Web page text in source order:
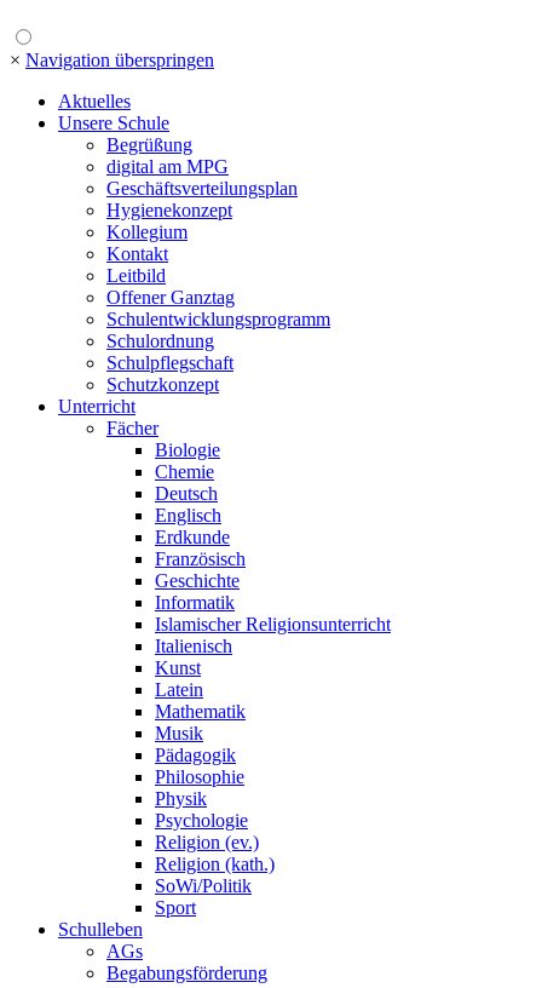
× Navigation überspringen
Aktuelles
Unsere Schule
Begrüßung
digital am MPG
Geschäftsverteilungsplan
Hygienekonzept
Kollegium
Kontakt
Leitbild
Offener Ganztag
Schulentwicklungsprogramm
Schulordnung
Schulpflegschaft
Schutzkonzept
Unterricht
Fächer
Biologie
Chemie
Deutsch
Englisch
Erdkunde
Französisch
Geschichte
Informatik
Islamischer Religionsunterricht
Italienisch
Kunst
Latein
Mathematik
Musik
Pädagogik
Philosophie
Physik
Psychologie
Religion (ev.)
Religion (kath.)
SoWi/Politik
Sport
Schulleben
AGs
Begabungsförderung